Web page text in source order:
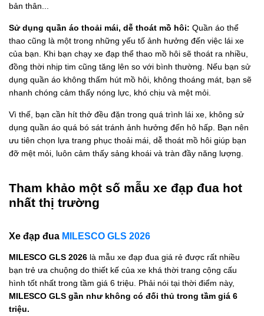
bản thân...
Sử dụng quần áo thoải mái, dễ thoát mồ hôi: Quần áo thể
thao cũng là một trong những yếu tố ảnh hưởng đến việc lái xe
của bạn. Khi bạn chạy xe đạp thể thao mồ hôi sẽ thoát ra nhiều,
đồng thời nhịp tim cũng tăng lên so với bình thường. Nếu bạn sử
dụng quần áo không thấm hút mồ hôi, không thoáng mát, bạn sẽ
nhanh chóng cảm thấy nóng lực, khó chịu và mệt mỏi.
Vì thế, bạn cần hít thở đều đặn trong quá trình lái xe, không sử
dụng quần áo quá bó sát tránh ảnh hưởng đến hô hấp. Bạn nên
ưu tiên chọn lựa trang phục thoải mái, dễ thoát mồ hôi giúp bạn
đỡ mệt mỏi, luôn cảm thấy sảng khoái và tràn đầy năng lượng.
Tham khảo một số mẫu xe đạp đua hot
nhất thị trường
Xe đạp đua MILESCO GLS 2026
MILESCO GLS 2026 là mẫu xe đạp đua giá rẻ được rất nhiều
bạn trẻ ưa chuộng do thiết kế của xe khá thời trang cộng cấu
hình tốt nhất trong tầm giá 6 triệu. Phải nói tại thời điểm này,
MILESCO GLS gần như không có đối thủ trong tầm giá 6
triệu.